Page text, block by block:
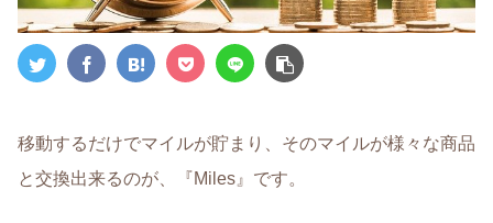
移動するだけでマイルが貯まり、そのマイルが様々な商品
と交換出来るのが、『Miles』です。